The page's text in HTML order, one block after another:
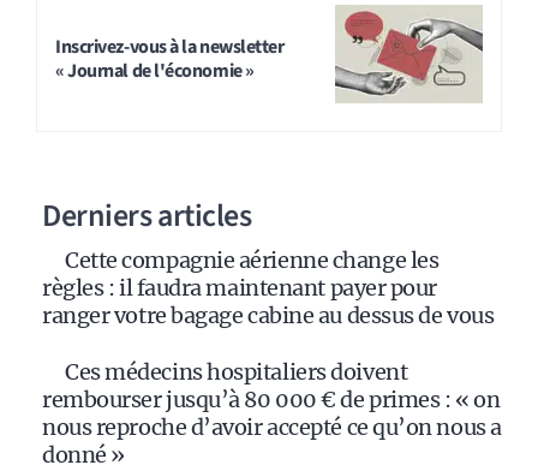
Inscrivez-vous à la newsletter
« Journal de l'économie »
Derniers articles
Cette compagnie aérienne change les
règles : il faudra maintenant payer pour
ranger votre bagage cabine au dessus de vous
Ces médecins hospitaliers doivent
rembourser jusqu’à 80 000 € de primes : « on
nous reproche d’avoir accepté ce qu’on nous a
donné »